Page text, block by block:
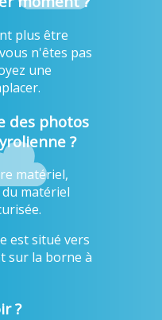
plus être
n'êtes pas
une
des photos
?
matériel,
matériel
est situé vers
sur la borne à
?